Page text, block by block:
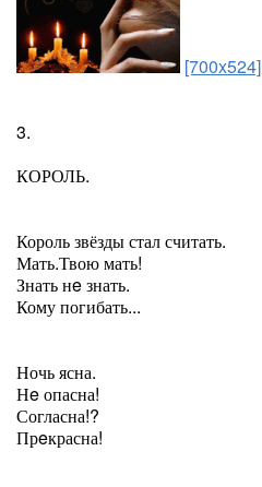
[700x524]
3.
КОРОЛЬ.
Король звёзды стал считать.
Мать.Твою мать!
Знать нe знать.
Кому погибать...
Ночь ясна.
Нe опасна!
Согласна!?
Прeкрасна!